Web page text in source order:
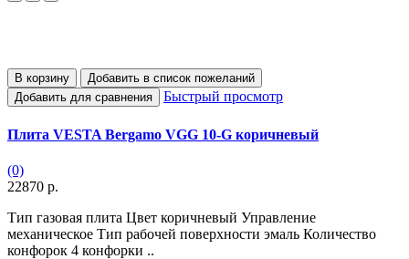
В корзину
Добавить в список пожеланий
Добавить для сравнения
Быстрый просмотр
Плита VESTA Bergamo VGG 10-G коричневый
(0)
22870 р.
Тип газовая плита Цвет коричневый Управление
механическое Тип рабочей поверхности эмаль Количество
конфорок 4 конфорки ..